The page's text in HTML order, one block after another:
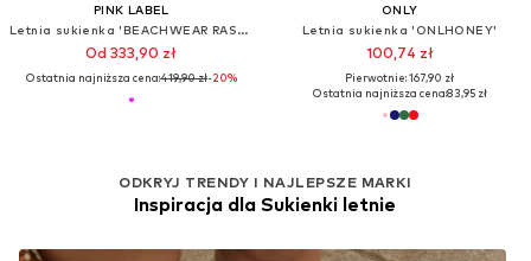
PINK LABEL
Letnia sukienka 'BEACHWEAR RASBERRY RAINBOW'
Od 333,90 zł
Ostatnia najniższa cena:419,90 zł-20%
ODKRYJ TRENDY I NAJLEPSZE MARKI
Inspiracja dla Sukienki letnie
ONLY
Letnia sukienka 'ONLHONEY'
100,74 zł
Pierwotnie: 167,90 zł
Ostatnia najniższa cena:83,95 zł